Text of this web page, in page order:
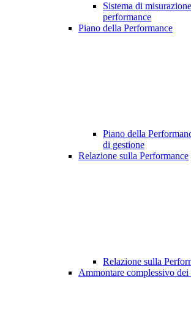
Sistema di
performance
Piano della Performance
Piano della
di gestione
Relazione sulla Performance
Relazione sulla
Ammontare complessivo dei